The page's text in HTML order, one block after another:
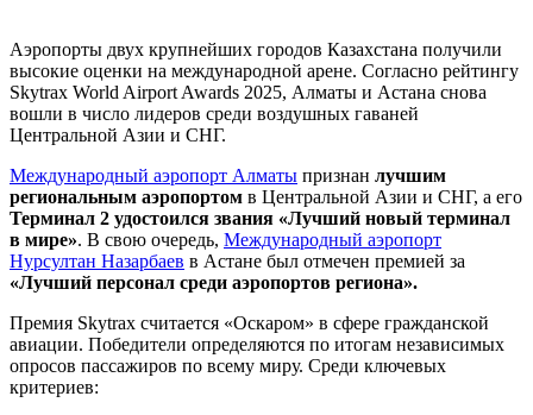
Аэропорты двух крупнейших городов Казахстана получили
высокие оценки на международной арене. Согласно рейтингу
Skytrax World Airport Awards 2025, Алматы и Астана снова
вошли в число лидеров среди воздушных гаваней
Центральной Азии и СНГ.
Международный аэропорт Алматы признан лучшим
региональным аэропортом в Центральной Азии и СНГ, а его
Терминал 2 удостоился звания «Лучший новый терминал
в мире». В свою очередь, Международный аэропорт
Нурсултан Назарбаев в Астане был отмечен премией за
«Лучший персонал среди аэропортов региона».
Премия Skytrax считается «Оскаром» в сфере гражданской
авиации. Победители определяются по итогам независимых
опросов пассажиров по всему миру. Среди ключевых
критериев: